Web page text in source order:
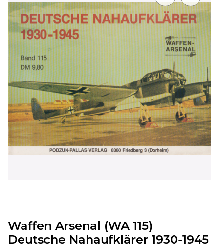
Waffen Arsenal (WA 115)
Deutsche Nahaufklärer 1930-1945